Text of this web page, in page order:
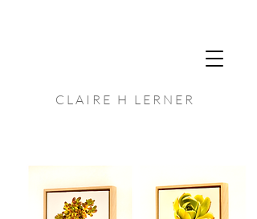
C L A I R E H L E R N E R